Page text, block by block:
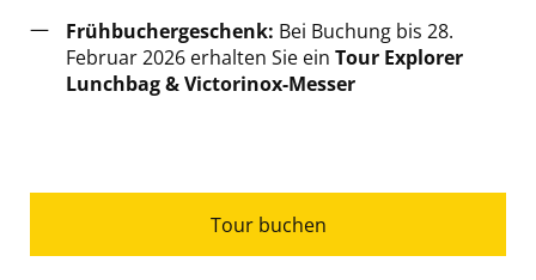
Frühbuchergeschenk: Bei Buchung bis 28.
Februar 2026 erhalten Sie ein Tour Explorer
Lunchbag & Victorinox-Messer
Tour buchen